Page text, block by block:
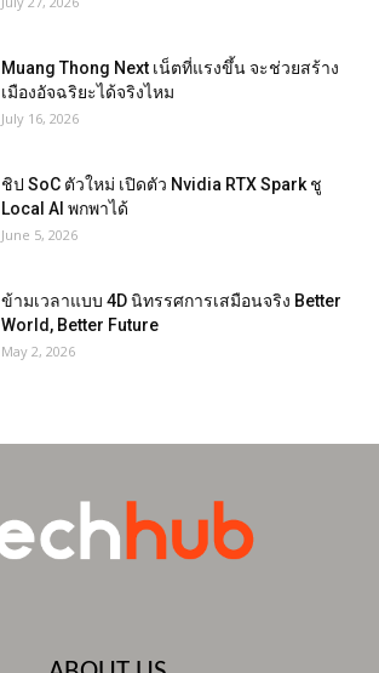
Muang Thong Next เน็ตที่แรงขึ้น จะช่วยสร้าง
เมืองอัจฉริยะได้จริงไหม
July 16, 2026
ชิป SoC ตัวใหม่ เปิดตัว Nvidia RTX Spark ชู
Local AI พกพาได้
June 5, 2026
ข้ามเวลาแบบ 4D นิทรรศการเสมือนจริง Better
World, Better Future
May 2, 2026